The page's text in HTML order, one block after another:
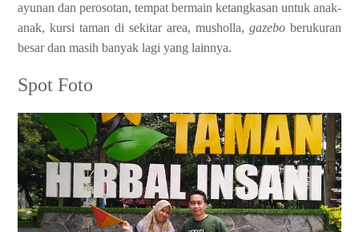
ayunan dan perosotan, tempat bermain ketangkasan untuk anak-
anak, kursi taman di sekitar area, musholla, gazebo berukuran
besar dan masih banyak lagi yang lainnya.
Spot Foto